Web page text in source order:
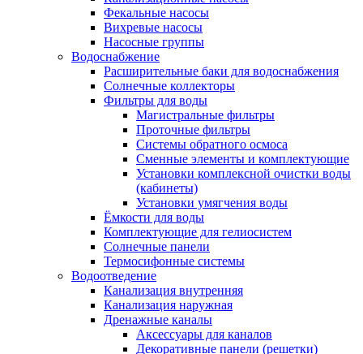
Фекальные насосы
Вихревые насосы
Насосные группы
Водоснабжение
Расширительные баки для водоснабжения
Солнечные коллекторы
Фильтры для воды
Магистральные фильтры
Проточные фильтры
Системы обратного осмоса
Сменные элементы и комплектующие
Установки комплексной очистки воды
(кабинеты)
Установки умягчения воды
Ёмкости для воды
Комплектующие для гелиосистем
Солнечные панели
Термосифонные системы
Водоотведение
Канализация внутренняя
Канализация наружная
Дренажные каналы
Аксессуары для каналов
Декоративные панели (решетки)